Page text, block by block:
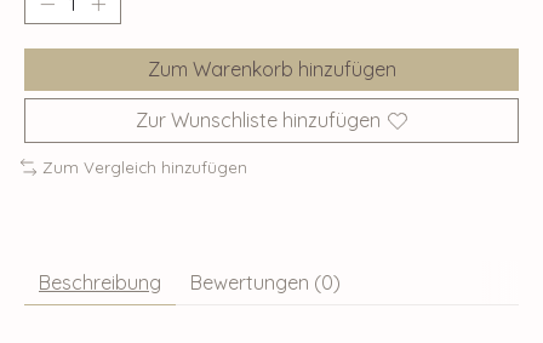
Zum Warenkorb hinzufügen
Zur Wunschliste hinzufügen
Zum Vergleich hinzufügen
Beschreibung Bewertungen (0)